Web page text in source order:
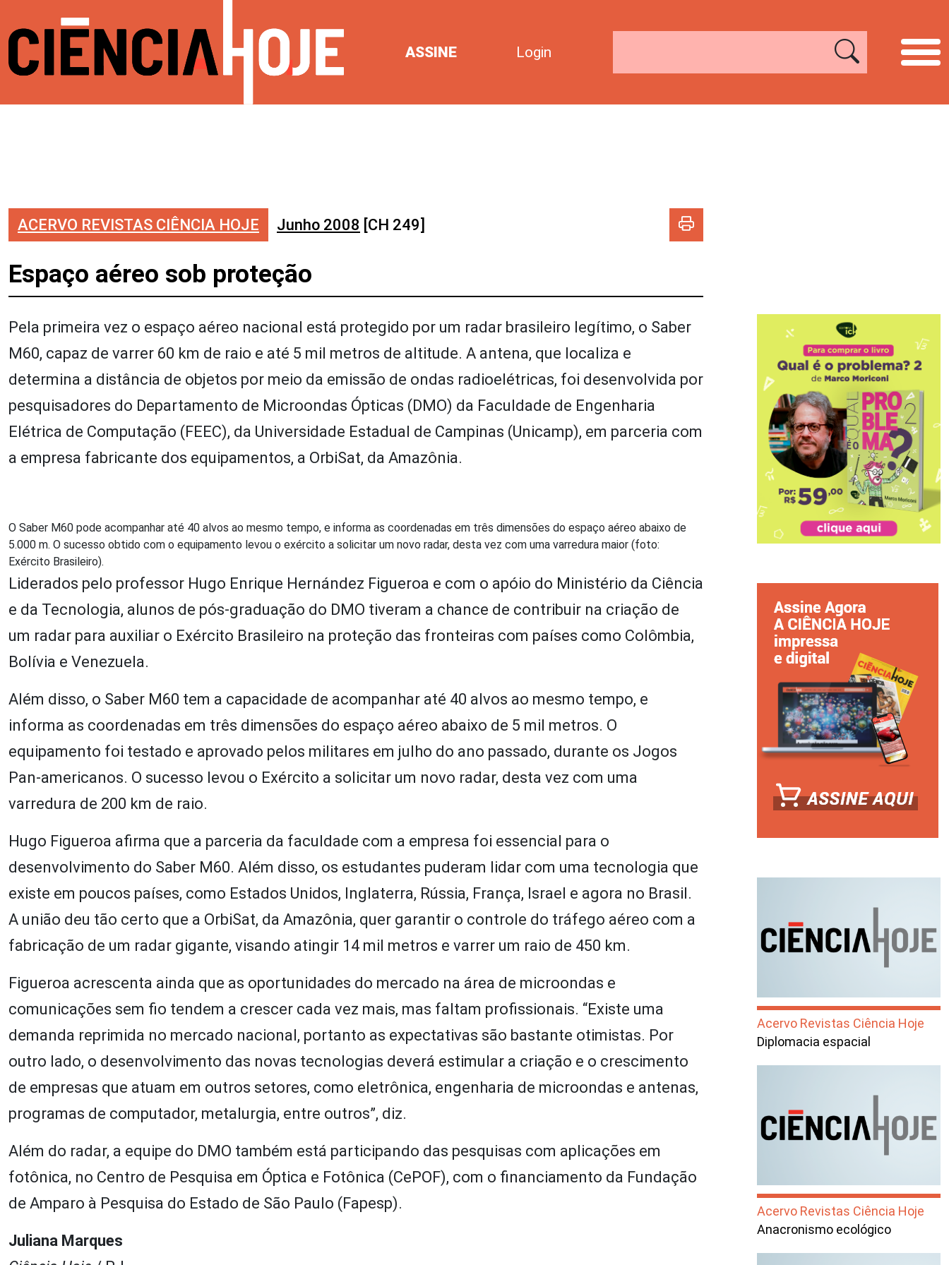
ASSINE Login
ACERVO REVISTAS CIÊNCIA HOJE Junho 2008 [CH 249]
Espaço aéreo sob proteção
Pela primeira vez o espaço aéreo nacional está protegido por um radar brasileiro legítimo, o Saber
M60, capaz de varrer 60 km de raio e até 5 mil metros de altitude. A antena, que localiza e
determina a distância de objetos por meio da emissão de ondas radioelétricas, foi desenvolvida por
pesquisadores do Departamento de Microondas Ópticas (DMO) da Faculdade de Engenharia
Elétrica de Computação (FEEC), da Universidade Estadual de Campinas (Unicamp), em parceria com
a empresa fabricante dos equipamentos, a OrbiSat, da Amazônia.
O Saber M60 pode acompanhar até 40 alvos ao mesmo tempo, e informa as coordenadas em três dimensões do espaço aéreo abaixo de
5.000 m. O sucesso obtido com o equipamento levou o exército a solicitar um novo radar, desta vez com uma varredura maior (foto:
Exército Brasileiro).
Liderados pelo professor Hugo Enrique Hernández Figueroa e com o apóio do Ministério da Ciência
e da Tecnologia, alunos de pós-graduação do DMO tiveram a chance de contribuir na criação de
um radar para auxiliar o Exército Brasileiro na proteção das fronteiras com países como Colômbia,
Bolívia e Venezuela.
Além disso, o Saber M60 tem a capacidade de acompanhar até 40 alvos ao mesmo tempo, e
informa as coordenadas em três dimensões do espaço aéreo abaixo de 5 mil metros. O
equipamento foi testado e aprovado pelos militares em julho do ano passado, durante os Jogos
Pan-americanos. O sucesso levou o Exército a solicitar um novo radar, desta vez com uma
varredura de 200 km de raio.
Hugo Figueroa afirma que a parceria da faculdade com a empresa foi essencial para o
desenvolvimento do Saber M60. Além disso, os estudantes puderam lidar com uma tecnologia que
existe em poucos países, como Estados Unidos, Inglaterra, Rússia, França, Israel e agora no Brasil.
A união deu tão certo que a OrbiSat, da Amazônia, quer garantir o controle do tráfego aéreo com a
fabricação de um radar gigante, visando atingir 14 mil metros e varrer um raio de 450 km.
Figueroa acrescenta ainda que as oportunidades do mercado na área de microondas e
comunicações sem fio tendem a crescer cada vez mais, mas faltam profissionais. “Existe uma
demanda reprimida no mercado nacional, portanto as expectativas são bastante otimistas. Por
outro lado, o desenvolvimento das novas tecnologias deverá estimular a criação e o crescimento
de empresas que atuam em outros setores, como eletrônica, engenharia de microondas e antenas,
programas de computador, metalurgia, entre outros”, diz.
Além do radar, a equipe do DMO também está participando das pesquisas com aplicações em
fotônica, no Centro de Pesquisa em Óptica e Fotônica (CePOF), com o financiamento da Fundação
de Amparo à Pesquisa do Estado de São Paulo (Fapesp).
Juliana Marques
Acervo Revistas Ciência Hoje
Diplomacia espacial
Acervo Revistas Ciência Hoje
Anacronismo ecológico